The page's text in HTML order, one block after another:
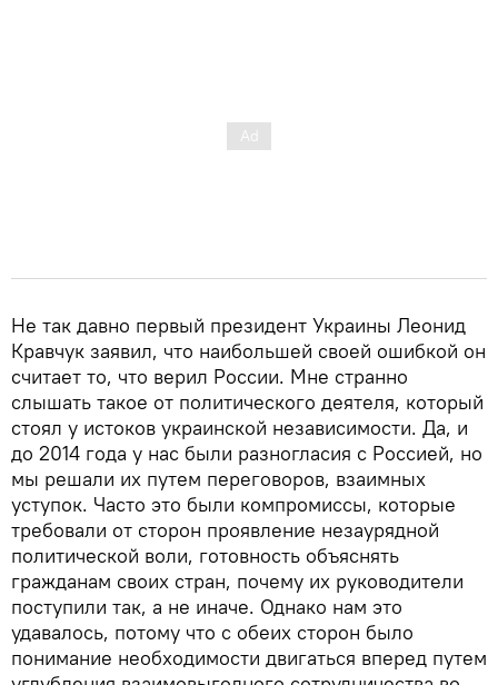
Не так давно первый президент Украины Леонид
Кравчук заявил, что наибольшей своей ошибкой он
считает то, что верил России. Мне странно
слышать такое от политического деятеля, который
стоял у истоков украинской независимости. Да, и
до 2014 года у нас были разногласия с Россией, но
мы решали их путем переговоров, взаимных
уступок. Часто это были компромиссы, которые
требовали от сторон проявление незаурядной
политической воли, готовность объяснять
гражданам своих стран, почему их руководители
поступили так, а не иначе. Однако нам это
удавалось, потому что с обеих сторон было
понимание необходимости двигаться вперед путем